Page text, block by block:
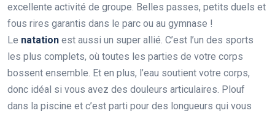
excellente activité de groupe. Belles passes, petits duels et
fous rires garantis dans le parc ou au gymnase !
Le natation est aussi un super allié. C’est l’un des sports
les plus complets, où toutes les parties de votre corps
bossent ensemble. Et en plus, l’eau soutient votre corps,
donc idéal si vous avez des douleurs articulaires. Plouf
dans la piscine et c’est parti pour des longueurs qui vous